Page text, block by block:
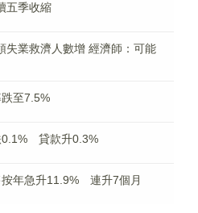
五季收縮
失業救濟人數增 經濟師：可能
至7.5%
0.1% 貸款升0.3%
按年急升11.9% 連升7個月